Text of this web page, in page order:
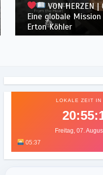
VON HERZEN
Mission mit Herz |
Köhler
LOKALE ZEIT IN
Freitag, 07.
05:37